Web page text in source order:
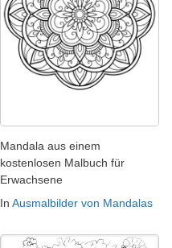
Mandala aus einem
kostenlosen Malbuch für
Erwachsene
In Ausmalbilder von Mandalas